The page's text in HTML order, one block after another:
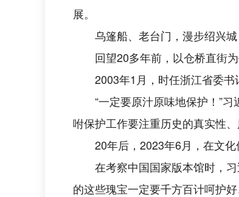
展。
乌篷船、老台门，漫步绍兴
回望20多年前，以仓桥直街
2003年1月，时任浙江省委书
“一定要原汁原味地保护！”
咐保护工作要注重历史的真实性
20年后，2023年6月，在文
在考察中国国家版本馆时，
的这些瑰宝一定要千方百计呵护